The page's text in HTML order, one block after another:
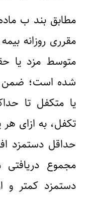
متوسط مزد یا
شده است؛ ضمن
یا متکفل تا
حداقل دستمزد
مجموع دریافتی